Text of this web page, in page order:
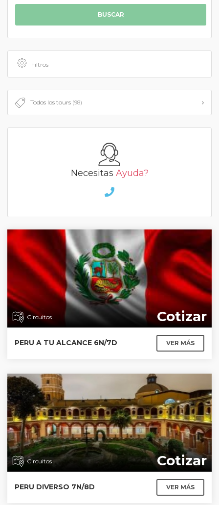
BUSCAR
Filtros
Todos los tours (98)
Necesitas Ayuda?
Circuitos Cotizar
PERU A TU ALCANCE 6N/7D VER MÁS
Circuitos Cotizar
PERU DIVERSO 7N/8D VER MÁS